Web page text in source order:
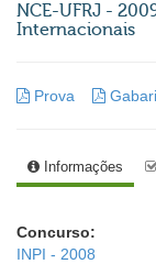
NCE-UFRJ -
Internacionais
Prova
Informações
Concurso:
INPI - 2008